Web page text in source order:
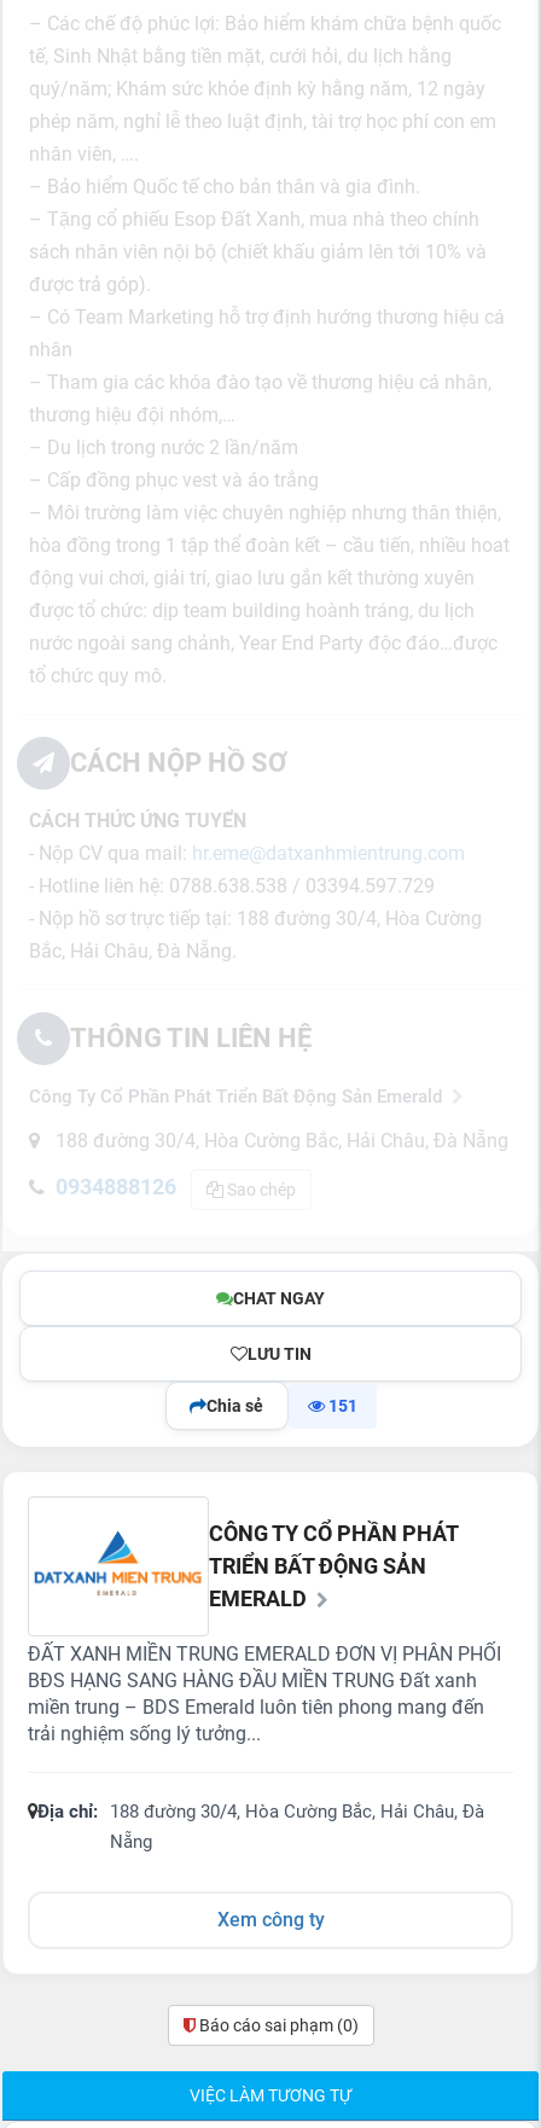
– Các chế độ phúc lợi: Bảo hiểm khám chữa bệnh quốc
tế, Sinh Nhật bằng tiền mặt, cưới hỏi, du lịch hằng
quý/năm; Khám sức khỏe định kỳ hằng năm, 12 ngày
phép năm, nghỉ lễ theo luật định, tài trợ học phí con em
nhân viên, ….
– Bảo hiểm Quốc tế cho bản thân và gia đình.
– Tặng cổ phiếu Esop Đất Xanh, mua nhà theo chính
sách nhân viên nội bộ (chiết khấu giảm lên tới 10% và
được trả góp).
– Có Team Marketing hỗ trợ định hướng thương hiệu cá
nhân
– Tham gia các khóa đào tạo về thương hiệu cá nhân,
thương hiệu đội nhóm,…
– Du lịch trong nước 2 lần/năm
– Cấp đồng phục vest và áo trắng
– Môi trường làm việc chuyên nghiệp nhưng thân thiện,
hòa đồng trong 1 tập thể đoàn kết – cầu tiến, nhiều hoat
động vui chơi, giải trí, giao lưu gắn kết thường xuyên
được tổ chức: dịp team building hoành tráng, du lịch
nước ngoài sang chảnh, Year End Party độc đáo…được
tổ chức quy mô.
CÁCH NỘP HỒ SƠ
CÁCH THỨC ỨNG TUYỂN
- Nộp CV qua mail: hr.eme@datxanhmientrung.com
- Hotline liên hệ: 0788.638.538 / 03394.597.729
- Nộp hồ sơ trực tiếp tại: 188 đường 30/4, Hòa Cường
Bắc, Hải Châu, Đà Nẵng.
THÔNG TIN LIÊN HỆ
Công Ty Cổ Phần Phát Triển Bất Động Sản Emerald
188 đường 30/4, Hòa Cường Bắc, Hải Châu, Đà Nẵng
0934888126 Sao chép
CHAT NGAY
LƯU TIN
Chia sẻ 151
CÔNG TY CỔ PHẦN PHÁT
TRIỂN BẤT ĐỘNG SẢN
EMERALD
ĐẤT XANH MIỀN TRUNG EMERALD ĐƠN VỊ PHÂN PHỐI
BĐS HẠNG SANG HÀNG ĐẦU MIỀN TRUNG Đất xanh
miền trung – BDS Emerald luôn tiên phong mang đến
trải nghiệm sống lý tưởng...
Địa chỉ:
188 đường 30/4, Hòa Cường Bắc, Hải Châu, Đà
Nẵng
Xem công ty
Báo cáo sai phạm (0)
VIỆC LÀM TƯƠNG TỰ